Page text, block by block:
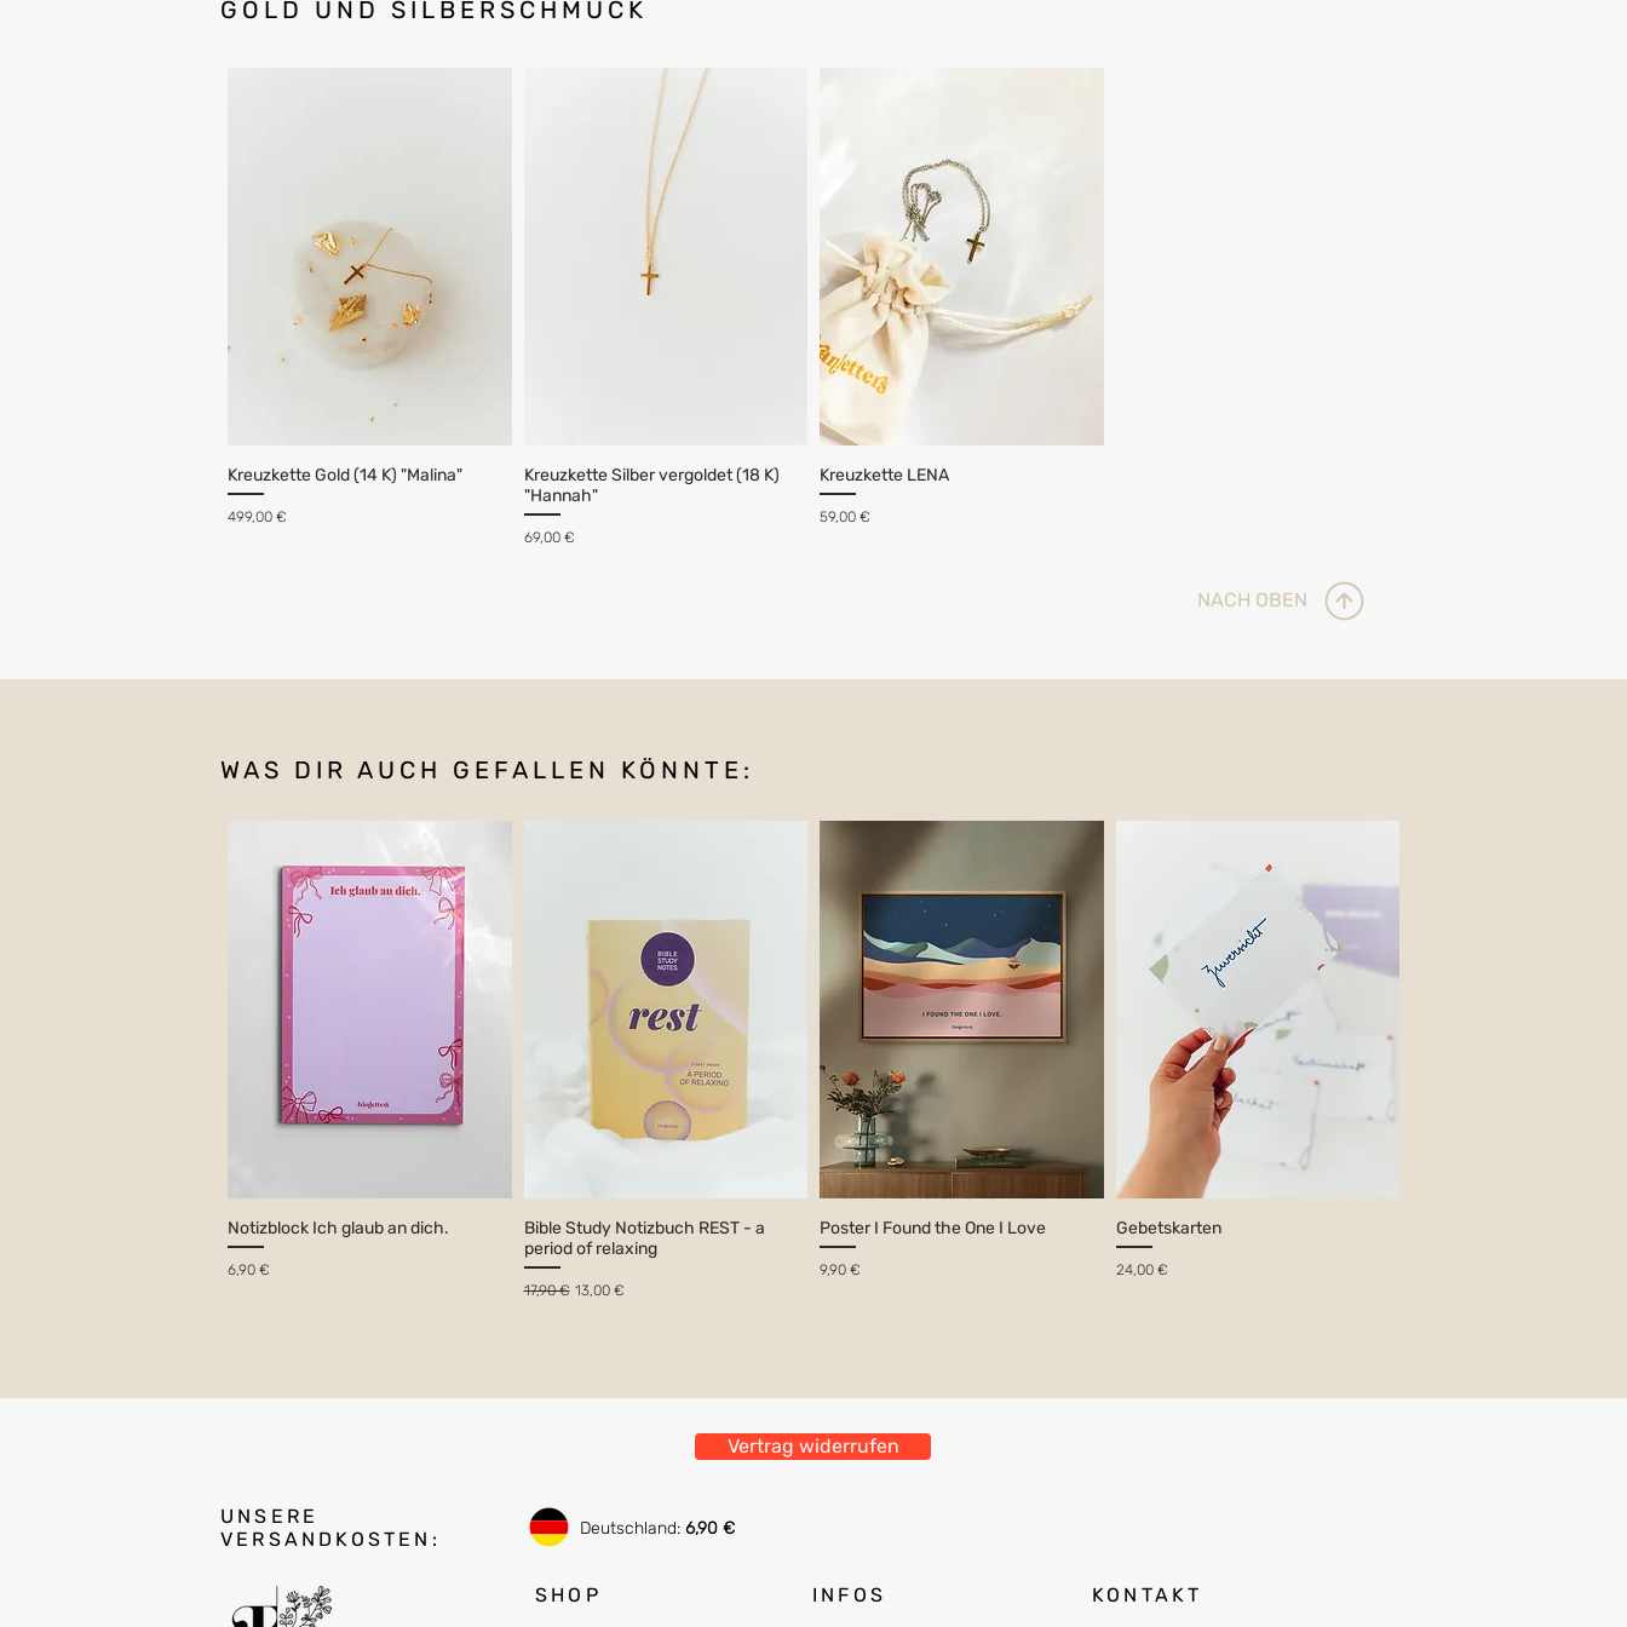
GOLD UND SILBERSCHMUCK
Kreuzkette Gold (14 K) "Malina"
Preis
499,00 €
Kreuzkette Silber vergoldet (18 K)
"Hannah"
Preis
69,00 €
Kreuzkette LENA
Preis
59,00 €
NACH OBEN
WAS DIR AUCH GEFALLEN KÖNNTE:
Notizblock Ich glaub an dich.
Preis
6,90 €
Bible Study Notizbuch REST - a
period of relaxing
Standardpreis
17,90 € Sale-Preis
13,00 €
Poster I Found the One I Love
Preis
9,90 €
Gebetskarten
Preis
24,00 €
Vertrag widerrufen
UNSERE
VERSANDKOSTEN:
Deutschland: 6,90 €
SHOP INFOS KONTAKT